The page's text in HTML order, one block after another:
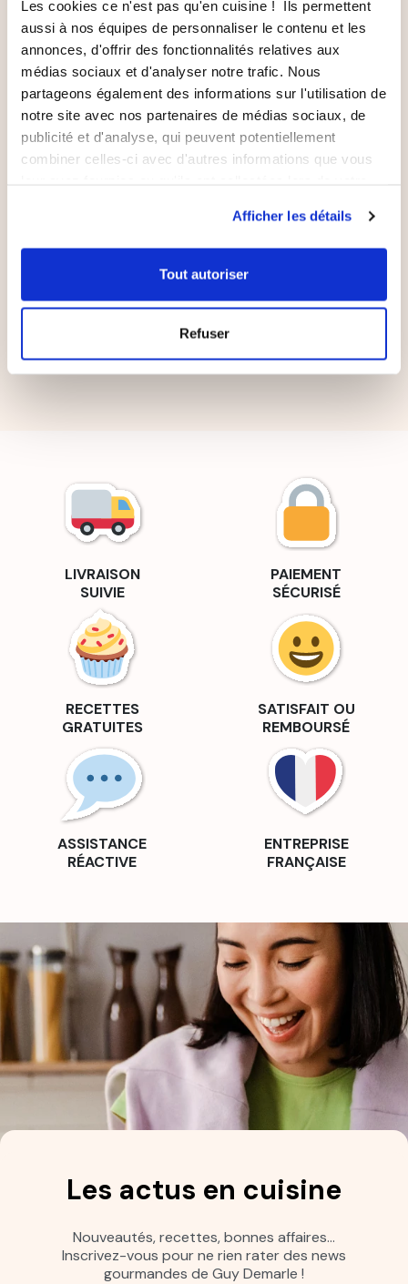
Les cookies ce n'est pas qu'en cuisine ! Ils permettent
aussi à nos équipes de personnaliser le contenu et les
annonces, d'offrir des fonctionnalités relatives aux
médias sociaux et d'analyser notre trafic. Nous
partageons également des informations sur l'utilisation de
notre site avec nos partenaires de médias sociaux, de
publicité et d'analyse, qui peuvent potentiellement
combiner celles-ci avec d'autres informations que vous
Afficher les détails
Tout autoriser
Refuser
Récipient Be Save® 1,3 L
en verre avec couvercle
338avis
53,00 €
AJOUTER AU PANIER
-6,00 €
Lot de 4
145avis
42,00 €
LIVRAISON
SUIVIE
PAIEMENT
SÉCURISÉ
RECETTES
GRATUITES
SATISFAIT OU
REMBOURSÉ
ASSISTANCE
RÉACTIVE
ENTREPRISE
FRANÇAISE
Les actus en cuisine
Nouveautés, recettes, bonnes affaires…
Inscrivez-vous pour ne rien rater des news
gourmandes de Guy Demarle !